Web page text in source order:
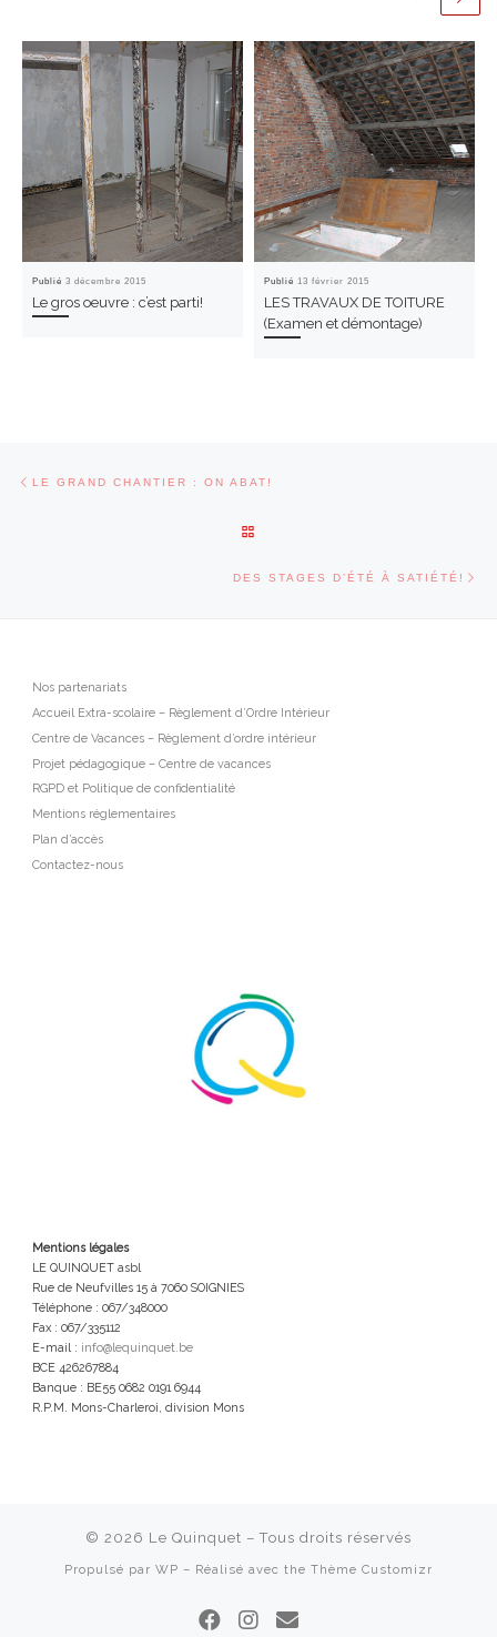
Publié3 décembre 2015
Le gros oeuvre : c’est parti!
Publié13 février 2015
LES TRAVAUX DE TOITURE
(Examen et démontage)
Parcourir les articles
LE GRAND CHANTIER : ON ABAT!
DES STAGES D’ÉTÉ À SATIÉTÉ!
Nos partenariats
Accueil Extra-scolaire – Règlement d’Ordre Intérieur
Centre de Vacances – Règlement d’ordre intérieur
Projet pédagogique – Centre de vacances
RGPD et Politique de confidentialité
Mentions réglementaires
Plan d’accès
Contactez-nous
Mentions légales
LE QUINQUET asbl
Rue de Neufvilles 15 à 7060 SOIGNIES
Téléphone : 067/348000
Fax : 067/335112
E-mail : info@lequinquet.be
BCE 426267884
Banque : BE55 0682 0191 6944
R.P.M. Mons-Charleroi, division Mons
© 2026 Le Quinquet – Tous droits réservés
Propulsé par WP – Réalisé avec the Thème Customizr